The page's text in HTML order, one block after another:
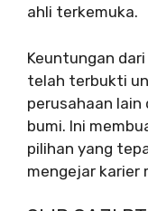
ahli terkemuka.
Keuntungan
telah terbukti
perusahaan
bumi. Ini
pilihan yang
mengejar karier